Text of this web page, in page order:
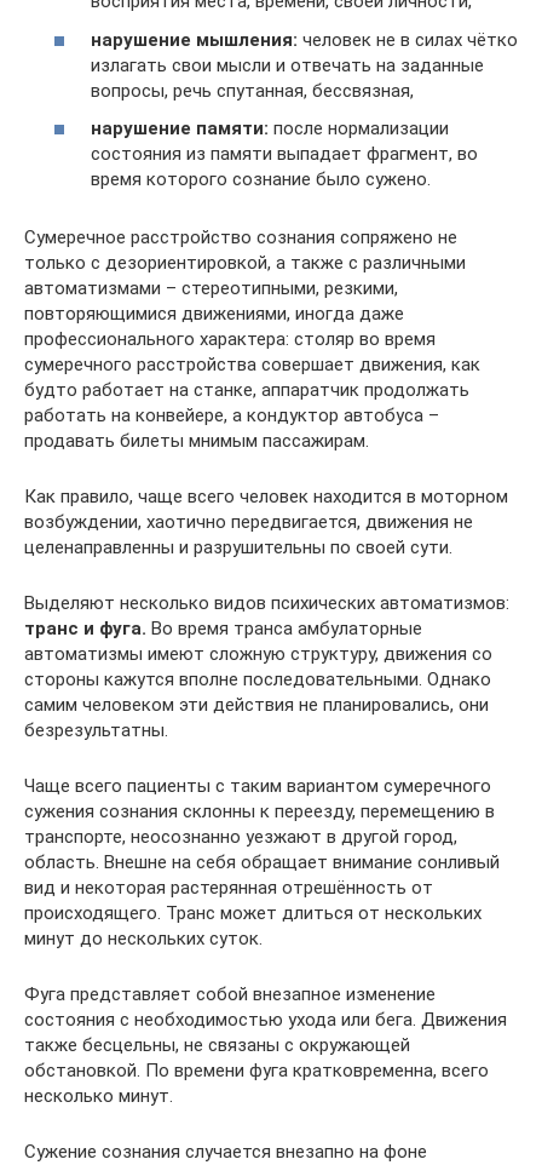
нарушение мышления: человек не в силах чётко
излагать свои мысли и отвечать на заданные
вопросы, речь спутанная, бессвязная,
нарушение памяти: после нормализации
состояния из памяти выпадает фрагмент, во
время которого сознание было сужено.
Сумеречное расстройство сознания сопряжено не
только с дезориентировкой, а также с различными
автоматизмами – стереотипными, резкими,
повторяющимися движениями, иногда даже
профессионального характера: столяр во время
сумеречного расстройства совершает движения, как
будто работает на станке, аппаратчик продолжать
работать на конвейере, а кондуктор автобуса –
продавать билеты мнимым пассажирам.
Как правило, чаще всего человек находится в моторном
возбуждении, хаотично передвигается, движения не
целенаправленны и разрушительны по своей сути.
Выделяют несколько видов психических автоматизмов:
транс и фуга. Во время транса амбулаторные
автоматизмы имеют сложную структуру, движения со
стороны кажутся вполне последовательными. Однако
самим человеком эти действия не планировались, они
безрезультатны.
Чаще всего пациенты с таким вариантом сумеречного
сужения сознания склонны к переезду, перемещению в
транспорте, неосознанно уезжают в другой город,
область. Внешне на себя обращает внимание сонливый
вид и некоторая растерянная отрешённость от
происходящего. Транс может длиться от нескольких
минут до нескольких суток.
Фуга представляет собой внезапное изменение
состояния с необходимостью ухода или бега. Движения
также бесцельны, не связаны с окружающей
обстановкой. По времени фуга кратковременна, всего
несколько минут.
Сужение сознания случается внезапно на фоне